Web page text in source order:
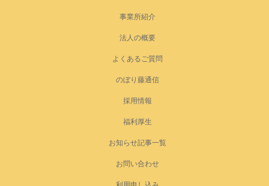
事業所紹介
法人の概要
よくあるご質問
のぼり藤通信
採用情報
福利厚生
お知らせ記事一覧
お問い合わせ